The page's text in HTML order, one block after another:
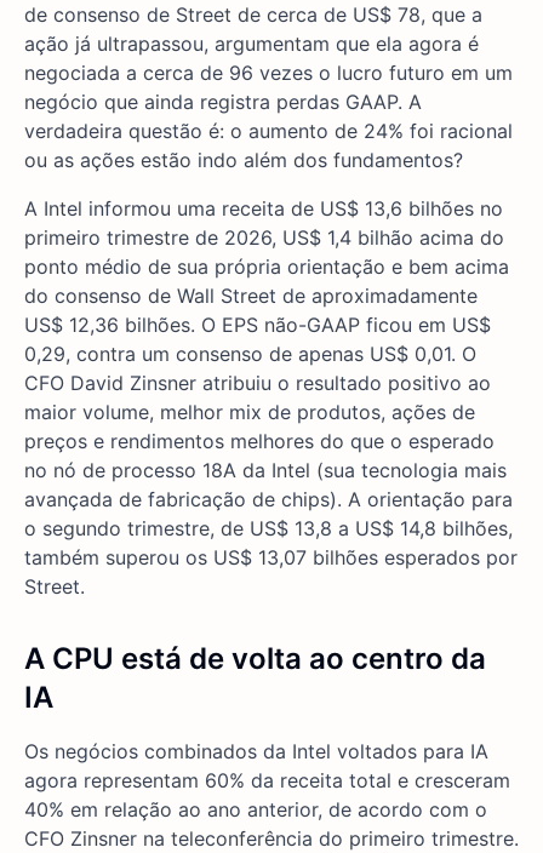
de consenso de Street de cerca de US$ 78, que a
ação já ultrapassou, argumentam que ela agora é
negociada a cerca de 96 vezes o lucro futuro em um
negócio que ainda registra perdas GAAP. A
verdadeira questão é: o aumento de 24% foi racional
ou as ações estão indo além dos fundamentos?
A Intel informou uma receita de US$ 13,6 bilhões no
primeiro trimestre de 2026, US$ 1,4 bilhão acima do
ponto médio de sua própria orientação e bem acima
do consenso de Wall Street de aproximadamente
US$ 12,36 bilhões. O EPS não-GAAP ficou em US$
0,29, contra um consenso de apenas US$ 0,01. O
CFO David Zinsner atribuiu o resultado positivo ao
maior volume, melhor mix de produtos, ações de
preços e rendimentos melhores do que o esperado
no nó de processo 18A da Intel (sua tecnologia mais
avançada de fabricação de chips). A orientação para
o segundo trimestre, de US$ 13,8 a US$ 14,8 bilhões,
também superou os US$ 13,07 bilhões esperados por
Street.
A CPU está de volta ao centro da
IA
Os negócios combinados da Intel voltados para IA
agora representam 60% da receita total e cresceram
40% em relação ao ano anterior, de acordo com o
CFO Zinsner na teleconferência do primeiro trimestre.